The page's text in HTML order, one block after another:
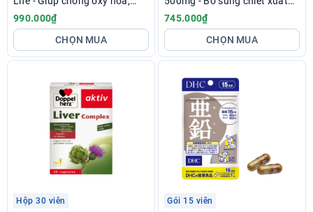
tăng cường sức đề kháng, tốt
cho da
990.000₫
CHỌN MUA
đông trùng hạ thảo
745.000₫
CHỌN MUA
Hộp 30 viên Gói 15 viên